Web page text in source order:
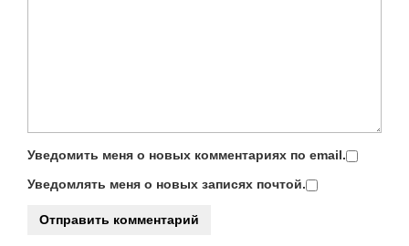
Уведомить меня о новых комментариях по email.
Уведомлять меня о новых записях почтой.